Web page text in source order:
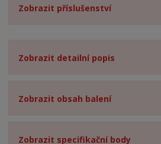
Zobrazit příslušenství
Zobrazit detailní popis
Zobrazit obsah balení
Zobrazit specifikační body